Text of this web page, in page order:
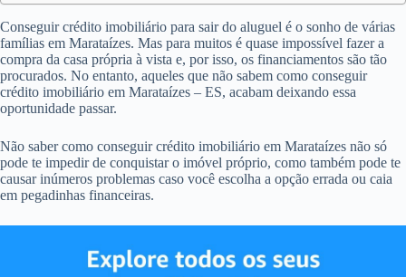
Conseguir crédito imobiliário para sair do aluguel é o sonho de várias
famílias em Marataízes. Mas para muitos é quase impossível fazer a
compra da casa própria à vista e, por isso, os financiamentos são tão
procurados. No entanto, aqueles que não sabem como conseguir
crédito imobiliário em Marataízes – ES, acabam deixando essa
oportunidade passar.
Não saber como conseguir crédito imobiliário em Marataízes não só
pode te impedir de conquistar o imóvel próprio, como também pode te
causar inúmeros problemas caso você escolha a opção errada ou caia
em pegadinhas financeiras.